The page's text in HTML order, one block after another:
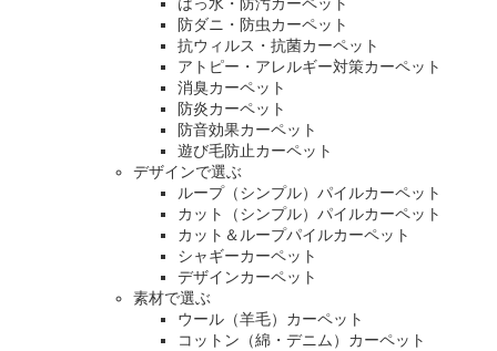
はっ水・防汚カーペット
防ダニ・防虫カーペット
抗ウィルス・抗菌カーペット
アトピー・アレルギー対策カーペット
消臭カーペット
防炎カーペット
防音効果カーペット
遊び毛防止カーペット
デザインで選ぶ
ループ（シンプル）パイルカーペット
カット（シンプル）パイルカーペット
カット＆ループパイルカーペット
シャギーカーペット
デザインカーペット
素材で選ぶ
ウール（羊毛）カーペット
コットン（綿・デニム）カーペット